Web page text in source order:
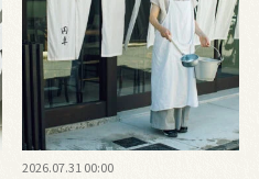
2026.07.31 00:00